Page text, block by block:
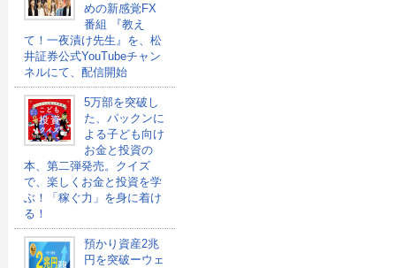
めの新感覚FX
番組 『教え
て！一夜漬け先生』を、松
井証券公式YouTubeチャン
ネルにて、配信開始
5万部を突破し
た、パックンに
よる子ども向け
お金と投資の
本、第二弾発売。クイズ
で、楽しくお金と投資を学
ぶ！「稼ぐ力」を身に着け
る！
預かり資産2兆
円を突破ーウェ